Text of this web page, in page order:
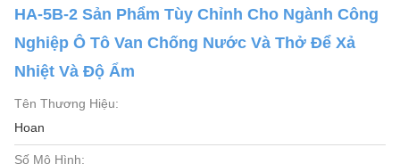
HA-5B-2 Sản Phẩm Tùy Chỉnh Cho Ngành Công
Nghiệp Ô Tô Van Chống Nước Và Thở Để Xả
Nhiệt Và Độ Ẩm
Tên Thương Hiệu:
Hoan
Số Mô Hình: